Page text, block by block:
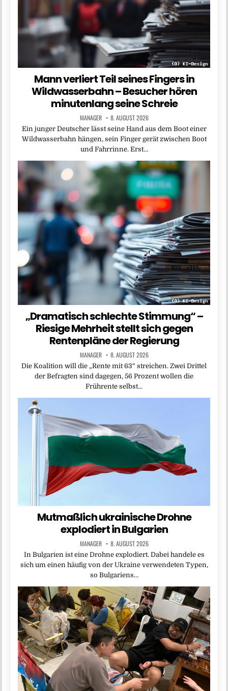
Mann verliert Teil seines Fingers in
Wildwasserbahn – Besucher hören
minutenlang seine Schreie
MANAGER 8. AUGUST 2026
Ein junger Deutscher lässt seine Hand aus dem Boot einer
Wildwasserbahn hängen, sein Finger gerät zwischen Boot
und Fahrrinne. Erst…
„Dramatisch schlechte Stimmung“ –
Riesige Mehrheit stellt sich gegen
Rentenpläne der Regierung
MANAGER 8. AUGUST 2026
Die Koalition will die „Rente mit 63“ streichen. Zwei Drittel
der Befragten sind dagegen, 56 Prozent wollen die
Frührente selbst…
Mutmaßlich ukrainische Drohne
explodiert in Bulgarien
MANAGER 8. AUGUST 2026
In Bulgarien ist eine Drohne explodiert. Dabei handele es
sich um einen häufig von der Ukraine verwendeten Typen,
so Bulgariens…